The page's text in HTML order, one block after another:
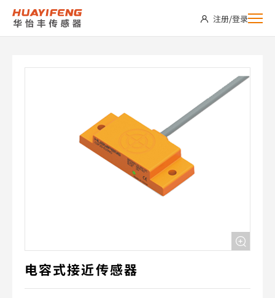
CSF20-
E10NO-
注册/登录
电容式接近传感器